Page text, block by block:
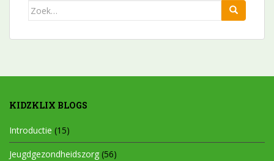
Zoek
KIDZKLIX BLOGS
Introductie (15)
Jeugdgezondheidszorg (56)